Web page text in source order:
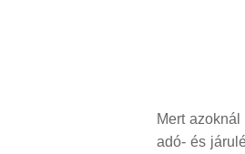
Mert
adó- és